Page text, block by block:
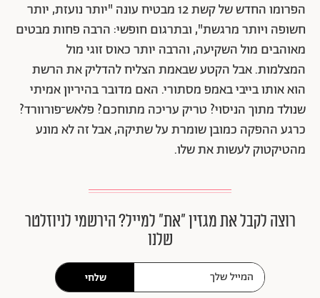
הפרומו החדש שלקשת 12
מבטיח עונה "יותר נועזת, יותר
חשופה ויותר מרגשת", ובתרגום חופשי: הרבה פחות מבטים
מאוהבים מול השקיעה, והרבה יותר כאוס זוגי מול
המצלמות. אבל הקטע שבאמת הצליח להדליק את הרשת
הוא אותו בייבי באמפ מסתורי. האם מדובר בהיריון אמיתי
שנולד מתוך הניסוי? טריק עריכה מתוחכם? פלאש־פורוורד?
כרגע ההפקה כמובן שומרת על שתיקה, אבל זה לא מונע
מהטיקטוק לעשות את שלו.
רוצה לקבל את מגזין ״את״ למייל? הירשמי לניוזלטר
שלנו
שלחי